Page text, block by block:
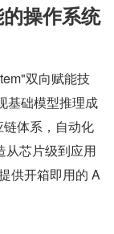
操作系统
双向赋能技
基础模型推理成
体系，自动化
从芯片级到应用
供开箱即用的 A